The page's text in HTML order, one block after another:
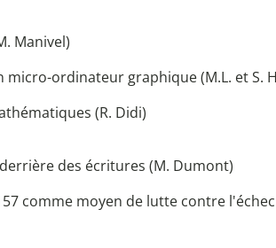
Manivel)
ordinateur graphique (M.L. et S.
(R. Didi)
des écritures (M. Dumont)
comme moyen de lutte contre